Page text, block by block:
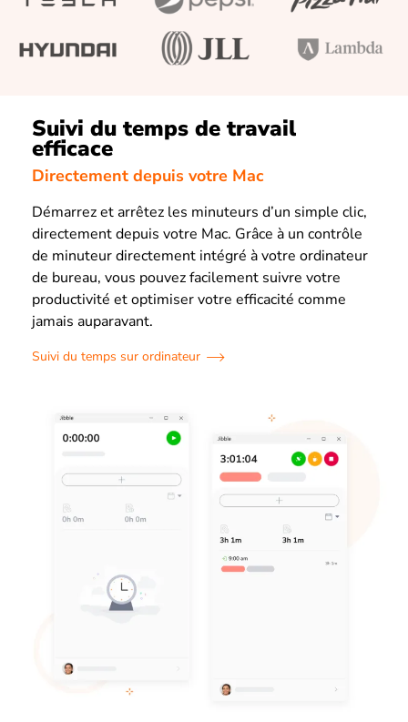
Suivi du temps de travail
efficace
Directement depuis votre Mac
Démarrez et arrêtez les minuteurs d’un simple clic,
directement depuis votre Mac. Grâce à un contrôle
de minuteur directement intégré à votre ordinateur
de bureau, vous pouvez facilement suivre votre
productivité et optimiser votre efficacité comme
jamais auparavant.
Suivi du temps sur ordinateur